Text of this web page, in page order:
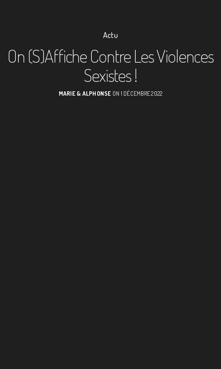
Actu
On (S)affiche Contre Les Violences
Sexistes !
MARIE & ALPHONSE ON 1 DÉCEMBRE 2022